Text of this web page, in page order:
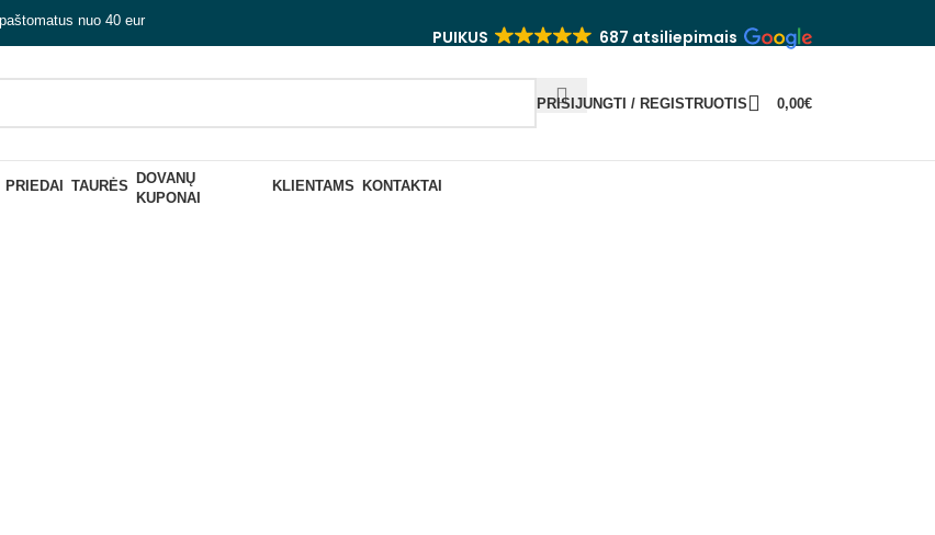
nuo 40 eur
PUIKUS 687 atsiliepimais
PRISIJUNGTI / REGISTRUOTIS 0,00€
PRIEDAI TAURĖS
DOVANŲ
KUPONAI
KLIENTAMS KONTAKTAI